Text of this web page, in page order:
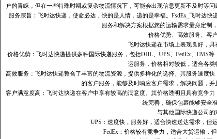
户的青睐，但在一些特殊时期或复杂物流情况下，可能会出现信息更新不及时等
服务宗旨：飞时达快递，使命必达，快的是人情，递的是幸福。FsdEx_飞时达
服务和解决方案根据您的运输需求量身定制
价格优势、高效服务、客
飞时达快递在市场上表现良好，
价格优势：飞时达快递提供多种国际快递服务，包括DHL、UPS、FedEx、EMS
运服务，价格相对较低，适合各
高效服务：飞时达快递整合了丰富的物流资源，提供多样化的选择。其服务速度
的客户服务，能够及时响应客户需求，解决问题，
客户满意度高‌：飞时达快递在客户中享有较高的满意度。其价格透明且具有竞争
统完善，确保包裹能够安全
与其他国际快递公司的
UPS：速度快，服务好，适合快速送达需求，但
FedEx：价格较有竞争力，适合大货运输，